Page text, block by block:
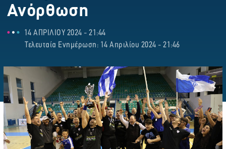
Ανόρθωση
14 ΑΠΡΙΛΙΟΥ 2024 - 21:44
Τελευταία Ενημέρωση: 14 Απριλίου 2024 - 21:46